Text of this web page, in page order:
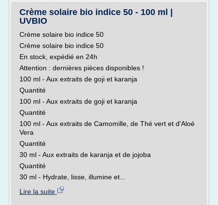
Crème solaire bio indice 50 - 100 ml |
UVBIO
Crème solaire bio indice 50
Crème solaire bio indice 50
En stock, expédié en 24h
Attention : dernières pièces disponibles !
100 ml - Aux extraits de goji et karanja
Quantité
100 ml - Aux extraits de goji et karanja
Quantité
100 ml - Aux extraits de Camomille, de Thé vert et d'Aloé
Vera
Quantité
30 ml - Aux extraits de karanja et de jojoba
Quantité
30 ml - Hydrate, lisse, illumine et...
Lire la suite